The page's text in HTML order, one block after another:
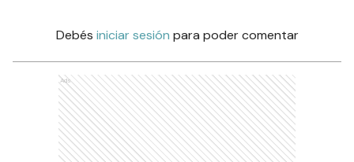
Debés iniciar sesión para poder comentar
Ads